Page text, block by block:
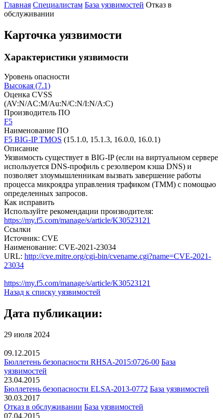
Главная Специалистам База уязвимостей Отказ в
обслуживании
Карточка уязвимости
Характеристики уязвимости
Уровень опасности
Высокая (7.1)
Оценка CVSS
(AV:N/AC:M/Au:N/C:N/I:N/A:C)
Производитель ПО
F5
Наименование ПО
F5 BIG-IP TMOS (15.1.0, 15.1.3, 16.0.0, 16.0.1)
Описание
Уязвимость существует в BIG-IP (если на виртуальном сервере
используется DNS-профиль с резолвером кэша DNS) и
позволяет злоумышленникам вызвать завершение работы
процесса микроядра управления трафиком (TMM) с помощью
определенных запросов.
Как исправить
Используйте рекомендации производителя:
https://my.f5.com/manage/s/article/K30523121
Ссылки
Источник: CVE
Наименование: CVE-2021-23034
URL: http://cve.mitre.org/cgi-bin/cvename.cgi?name=CVE-2021-
23034
https://my.f5.com/manage/s/article/K30523121
Назад к списку уязвимостей
Дата публикации:
29 июля 2024
09.12.2015
Бюллетень безопасности RHSA-2015:0726-00 База
уязвимостей
23.04.2015
Бюллетень безопасности ELSA-2013-0772 База уязвимостей
30.03.2017
Отказ в обслуживании База уязвимостей
07.04.2015